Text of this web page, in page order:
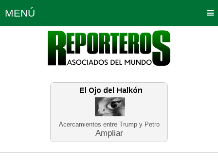
Acercamientos entre Trump y Petro
Ampliar
MENÚ
Política Opinión Bogotá
Planeta Tierra Deportes
Educación Neira